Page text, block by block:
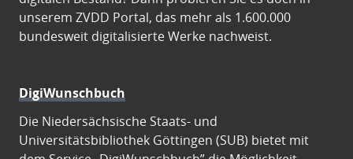
unserem ZVDD Portal, das mehr als 1.600.000
bundesweit digitalisierte Werke nachweist.
DigiWunschbuch
Die Niedersächsische Staats- und
Universitätsbibliothek Göttingen (SUB) bietet mit